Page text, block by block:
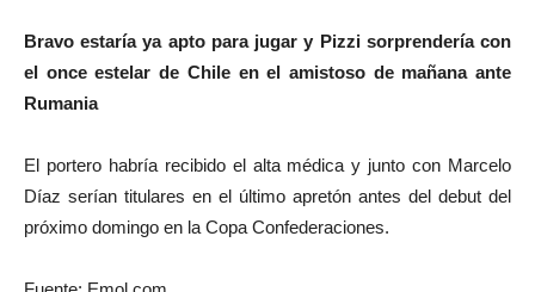
Bravo estaría ya apto para jugar y Pizzi sorprendería con
el once estelar de Chile en el amistoso de mañana ante
Rumania
El portero habría recibido el alta médica y junto con Marcelo
Díaz serían titulares en el último apretón antes del debut del
próximo domingo en la Copa Confederaciones.